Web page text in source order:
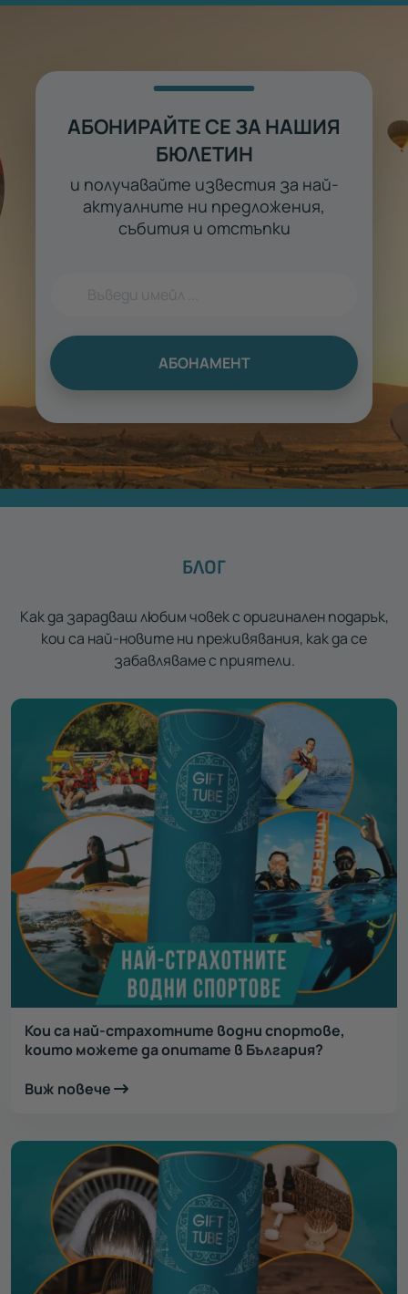
АБОНИРАЙТЕ СЕ ЗА НАШИЯ
БЮЛЕТИН
и получавайте известия за най-
актуалните ни предложения,
събития и отстъпки
АБОНАМЕНТ
БЛОГ
Как да зарадваш любим човек с оригинален подарък,
кои са най-новите ни преживявания, как да се
забавляваме с приятели.
Кои са най-страхотните водни спортове,
които можете да опитате в България?
Виж повече